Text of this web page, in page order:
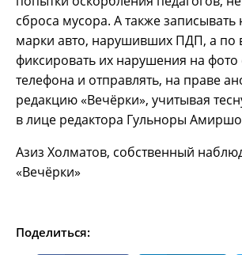
сброса мусора. А также
марки авто, нарушивших ПДП, а по
фиксировать их нарушения на фото
телефона и отправлять, на праве
редакцию «Вечёрки», учитывая
в лице редактора Гульноры
Азиз Холматов, собственный
«Вечёрки»
Поделиться: